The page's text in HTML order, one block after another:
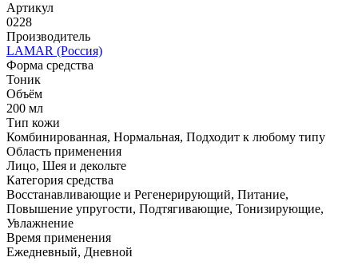
Артикул
0228
Производитель
LAMAR (Россия)
Форма средства
Тоник
Объём
200 мл
Тип кожи
Комбинированная, Нормальная, Подходит к любому типу
Область применения
Лицо, Шея и декольте
Категория средства
Восстанавливающие и Регенерирующий, Питание,
Повышение упругости, Подтягивающие, Тонизирующие,
Увлажнение
Время применения
Ежедневный, Дневной